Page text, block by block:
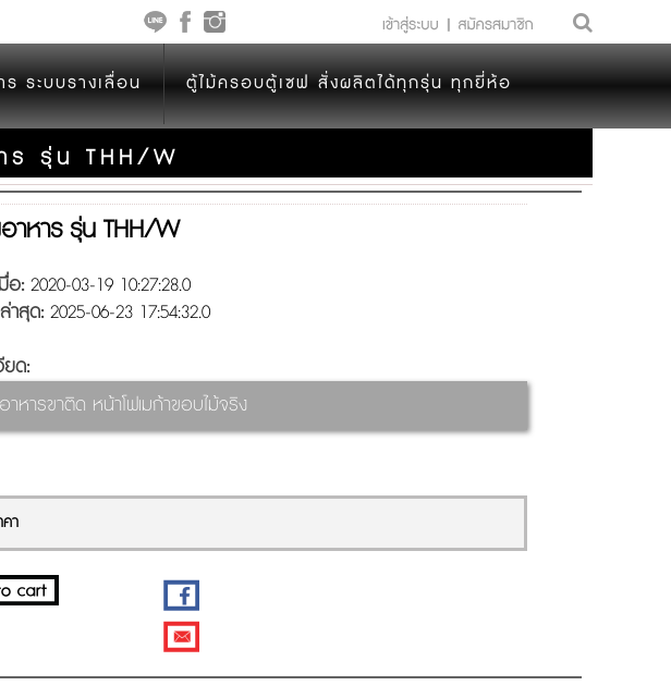
ร ระบบรางเลื่อน ตู้ไม้ครอบตู้เซฟ สั่งผลิตได้ทุกรุ่น ทุกยี่ห้อ
ร รุ่น THH/W
อาหาร รุ่น THH/W
อ: 2020-03-19 10:27:28.0
าสุด: 2025-06-23 17:54:32.0
ยด:
อาหารขาติด หน้าโฟเมก้าขอบไม้จริง
คา